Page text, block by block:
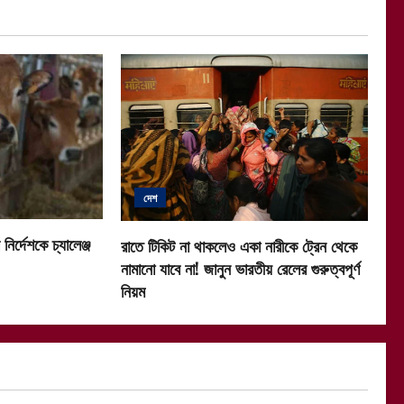
চ্যালেঞ্জ
দেশ
রাতে টিকিট না থাকলেও একা নারীকে ট্রেন থেকে
নামানো যাবে না! জানুন ভারতীয় রেলের গুরুত্বপূর্ণ
নিয়ম